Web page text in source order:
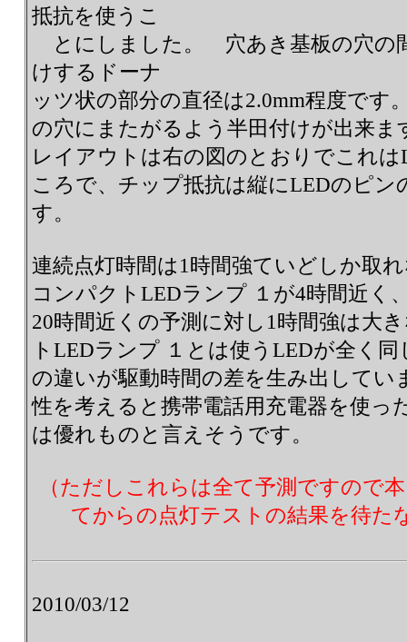
抵抗を使うこ
とにしました。 穴あき基板の穴の
けするドーナ
ッツ状の部分の直径は2.0mm程度で
の穴にまたがるよう半田付けが出来ま
レイアウトは右の図のとおりでこれ
ころで、チップ抵抗は縦にLEDのピン
す。
連続点灯時間は1時間強ていどしか
コンパクトLEDランプ １が4時間近く
20時間近くの予測に対し1時間強は大
トLEDランプ １とは使うLEDが全く
の違いが駆動時間の差を生み出して
性を考えると携帯電話用充電器を使っ
は優れものと言えそうです。
（ただしこれらは全て予測ですので
てからの点灯テストの結果を待た
2010/03/12